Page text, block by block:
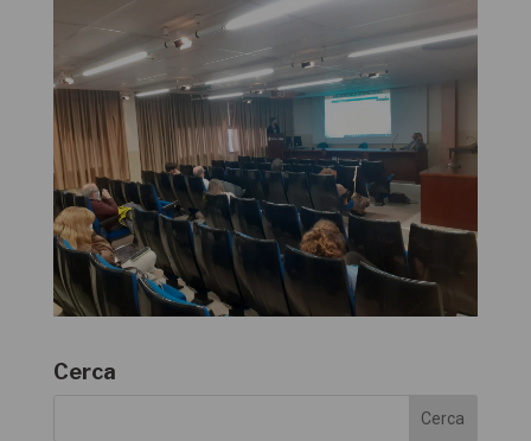
Cerca